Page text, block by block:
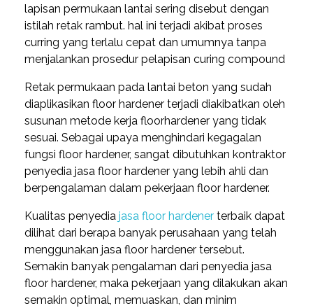
lapisan permukaan lantai sering disebut dengan
istilah retak rambut. hal ini terjadi akibat proses
curring yang terlalu cepat dan umumnya tanpa
menjalankan prosedur pelapisan curing compound
Retak permukaan pada lantai beton yang sudah
diaplikasikan floor hardener terjadi diakibatkan oleh
susunan metode kerja floorhardener yang tidak
sesuai. Sebagai upaya menghindari kegagalan
fungsi floor hardener, sangat dibutuhkan kontraktor
penyedia jasa floor hardener yang lebih ahli dan
berpengalaman dalam pekerjaan floor hardener.
Kualitas penyedia jasa floor hardener terbaik dapat
dilihat dari berapa banyak perusahaan yang telah
menggunakan jasa floor hardener tersebut.
Semakin banyak pengalaman dari penyedia jasa
floor hardener, maka pekerjaan yang dilakukan akan
semakin optimal, memuaskan, dan minim